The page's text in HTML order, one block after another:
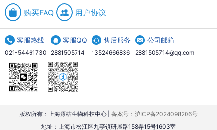
购买FAQ 用户协议
客服热线
021-54461730
客服QQ
2881505714
售后服务
13524666836
公司邮箱
2881505714@qq.com
版权所有：上海源桔生物科技中心 | 备案号：沪ICP备2024098206号
地址：上海市松江区九亭镇研展路158弄15号1603室